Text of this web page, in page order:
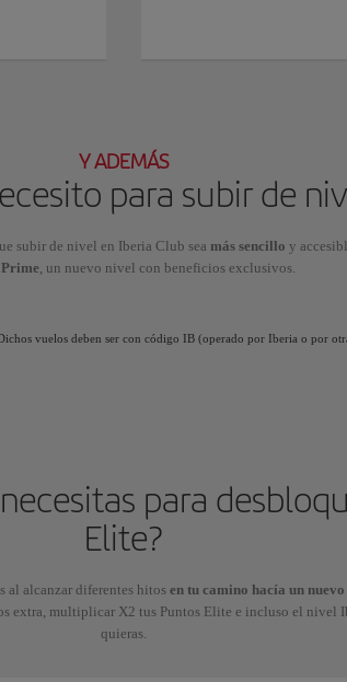
Y ADEMÁS
para subir de
subir de nivel en Iberia Club sea más sencillo y
, un nuevo nivel con beneficios exclusivos.
vuelos deben ser con código IB (operado por Iberia o por
para
Elite?
al alcanzar diferentes hitos en tu camino hacía un
extra, multiplicar X2 tus Puntos Elite e incluso el nivel
quieras.